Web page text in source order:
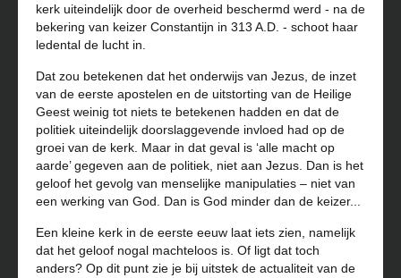
kerk uiteindelijk door de overheid beschermd werd - na de
bekering van keizer Constantijn in 313 A.D. - schoot haar
ledental de lucht in.
Dat zou betekenen dat het onderwijs van Jezus, de inzet
van de eerste apostelen en de uitstorting van de Heilige
Geest weinig tot niets te betekenen hadden en dat de
politiek uiteindelijk doorslaggevende invloed had op de
groei van de kerk. Maar in dat geval is ‘alle macht op
aarde’ gegeven aan de politiek, niet aan Jezus. Dan is het
geloof het gevolg van menselijke manipulaties – niet van
een werking van God. Dan is God minder dan de keizer...
Een kleine kerk in de eerste eeuw laat iets zien, namelijk
dat het geloof nogal machteloos is. Of ligt dat toch
anders? Op dit punt zie je bij uitstek de actualiteit van de